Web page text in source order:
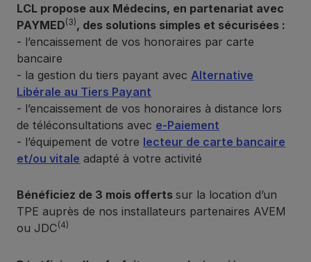
LCL propose aux Médecins, en partenariat avec
PAYMED(3), des solutions simples et sécurisées :
- l’encaissement de vos honoraires par carte
bancaire
- la gestion du tiers payant avec Alternative
Libérale au Tiers Payant
- l’encaissement de vos honoraires à distance lors
de téléconsultations avec e-Paiement
- l’équipement de votre lecteur de carte bancaire
et/ou vitale adapté à votre activité
Bénéficiez de 3 mois offertssur la location d’un
TPE auprès de nos installateurs partenaires AVEM
ou JDC(4)